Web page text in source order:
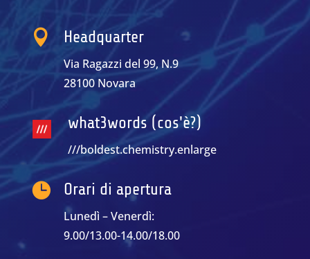
 Headquarter
Via Ragazzi del 99, N.9
28100 Novara
what3words (cos'è?)
///boldest.chemistry.enlarge
 Orari di apertura
Lunedì – Venerdì:
9.00/13.00-14.00/18.00